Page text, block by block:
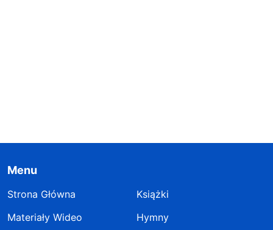
Menu
Strona Główna
Książki
Materiały Wideo
Hymny